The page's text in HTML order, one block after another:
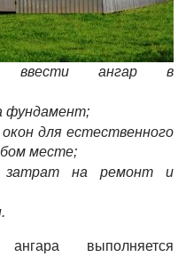
ввести ангар в
фундамент;
для естественного
месте;
на ремонт и
ангара выполняется